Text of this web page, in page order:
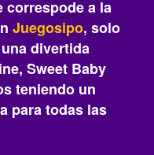
correspode a la
Juegosipo, solo
divertida
Sweet Baby
teniendo un
para todas las